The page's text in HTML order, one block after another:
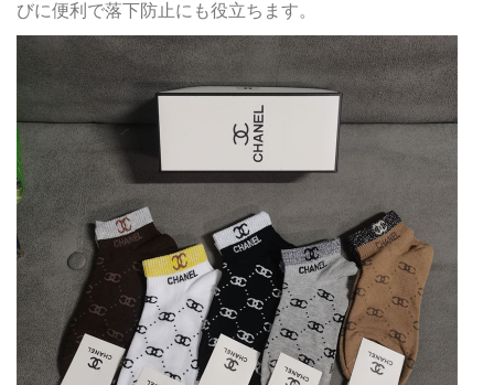
びに便利で落下防止にも役立ちます。